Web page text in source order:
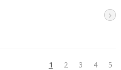
1 2 3 4 5